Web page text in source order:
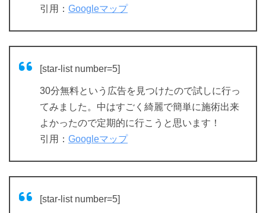
引用： Googleマップ
[star-list number=5]
30分無料という広告を見つけたので試しに行っ
てみました。中はすごく綺麗で簡単に施術出来
よかったので定期的に行こうと思います！
引用： Googleマップ
[star-list number=5]